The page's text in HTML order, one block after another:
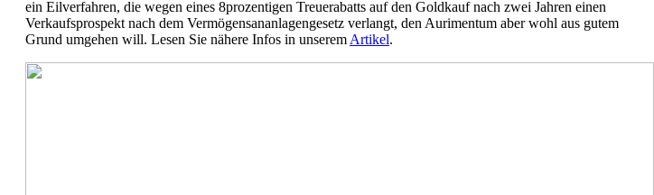
ein Eilverfahren, die wegen eines 8prozentigen Treuerabatts auf den Goldkauf nach zwei Jahren einen
Verkaufsprospekt nach dem Vermögensananlagengesetz verlangt, den Aurimentum aber wohl aus gutem
Grund umgehen will. Lesen Sie nähere Infos in unserem Artikel.